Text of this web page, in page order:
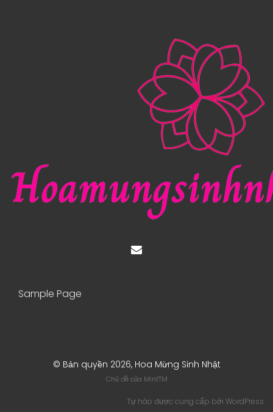
Sample Page
© Bản quyền 2026, Hoa Mừng Sinh Nhật
Chủ đề của MintTM
Tự hào được cung cấp bởi WordPress